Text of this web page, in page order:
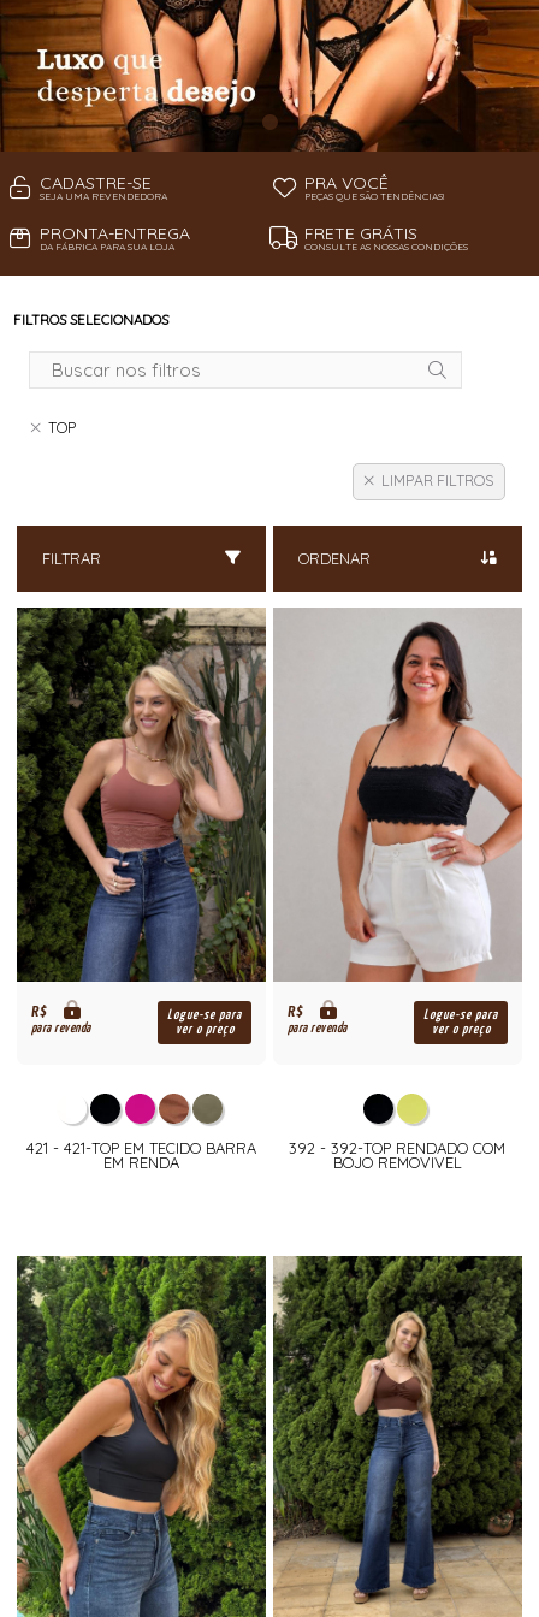
CADASTRE-SE
SEJA UMA REVENDEDORA
PRA VOCÊ
PEÇAS QUE SÃO TENDÊNCIAS!
PRONTA-ENTREGA
DA FÁBRICA PARA SUA LOJA
FRETE GRÁTIS
CONSULTE AS NOSSAS CONDIÇÕES
FILTROS SELECIONADOS
TOP
LIMPAR FILTROS
FILTRAR ORDENAR
R$
para revenda
Logue-se para
ver o preço
421 - 421-TOP EM TECIDO BARRA
EM RENDA
R$
para revenda
Logue-se para
ver o preço
392 - 392-TOP RENDADO COM
BOJO REMOVIVEL